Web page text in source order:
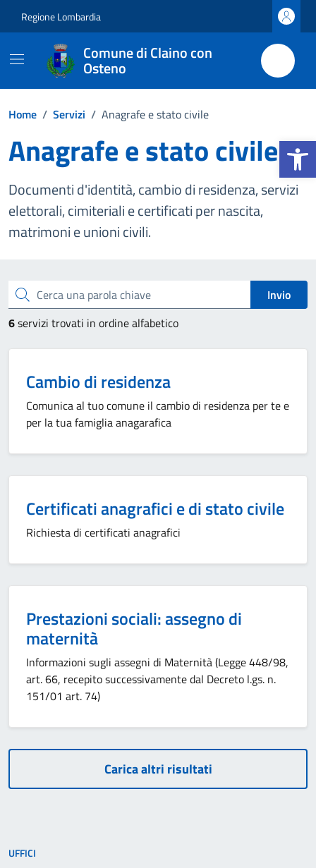
Apri la
Regione Lombardia
Comune di Claino con
Osteno
Home / Servizi / Anagrafe e stato civile
Anagrafe e stato civile
Documenti d'identità, cambio di residenza, servizi
elettorali, cimiteriali e certificati per nascita,
matrimoni e unioni civili.
Cerca una parola chiave
Invio
6servizi trovati in ordine alfabetico
Cambio di residenza
Comunica al tuo comune il cambio di residenza per te e
per la tua famiglia anagarafica
Certificati anagrafici e di stato civile
Richiesta di certificati anagrafici
Prestazioni sociali: assegno di
maternità
Informazioni sugli assegni di Maternità (Legge 448/98,
art. 66, recepito successivamente dal Decreto l.gs. n.
151/01 art. 74)
Carica altri risultati
UFFICI